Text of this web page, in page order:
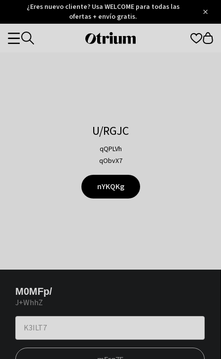
Otrium
Trustpilot
¿Eres nuevo cliente? Usa WELCOME para todas las
ofertas + envío gratis.
Otrium
Categories
U/RGJC
qQPLVh
qObvX7
nYKQKg
M0MFp/
J+WhhZ